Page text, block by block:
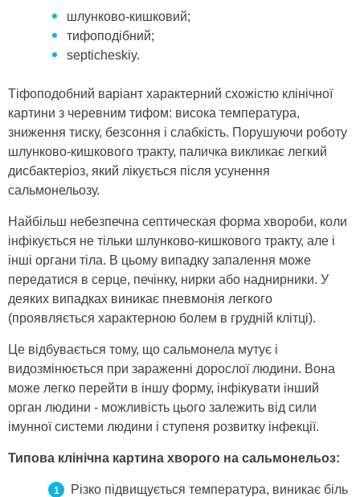
шлунково-кишковий;
тифоподібний;
septicheskiy.
Тіфоподобний варіант характерний схожістю клінічної
картини з черевним тифом: висока температура,
зниження тиску, безсоння і слабкість. Порушуючи роботу
шлунково-кишкового тракту, паличка викликає легкий
дисбактеріоз, який лікується після усунення
сальмонельозу.
Найбільш небезпечна септическая форма хвороби, коли
інфікується не тільки шлунково-кишкового тракту, але і
інші органи тіла. В цьому випадку запалення може
передатися в серце, печінку, нирки або наднирники. У
деяких випадках виникає пневмонія легкого
(проявляється характерною болем в грудній клітці).
Це відбувається тому, що сальмонела мутує і
видозмінюється при зараженні дорослої людини. Вона
може легко перейти в іншу форму, інфікувати інший
орган людини - можливість цього залежить від сили
імунної системи людини і ступеня розвитку інфекції.
Типова клінічна картина хворого на сальмонельоз:
Різко підвищується температура, виникає біль